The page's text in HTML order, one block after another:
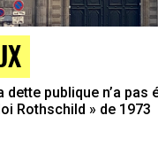
dette publique n’a pas
Rothschild » de 1973